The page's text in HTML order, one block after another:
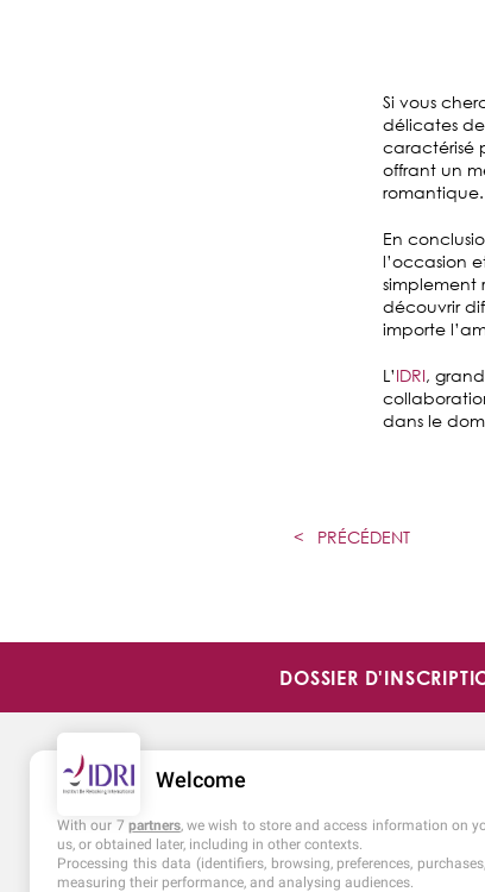
Si vous
délicates
caractérisé
offrant un
romantique.
En
l’occasion
simplement
découvrir
importe
L’IDRI,
dans le
< PRÉCÉDENT
DOSSIER
Welcome
With our 7 partners, we wish to store and access information on
us, or obtained later, including in other contexts.
Processing this data (identifiers, browsing, preferences,
measuring their performance, and analysing audiences.